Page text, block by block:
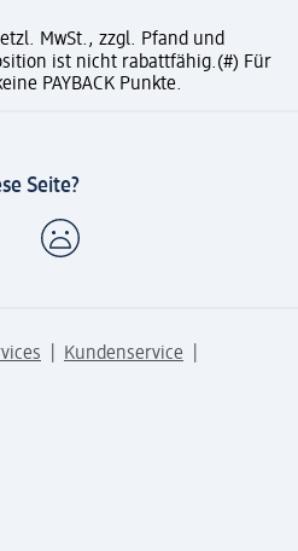
MwSt., zzgl. Pfand und
ist nicht rabattfähig.(#) Für
PAYBACK Punkte.
Seite?
Kundenservice